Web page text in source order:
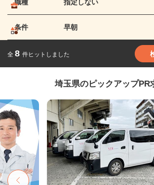
職種 指定しない
条件 早朝
全 8 件ヒットしました
埼玉県のピックアップPR